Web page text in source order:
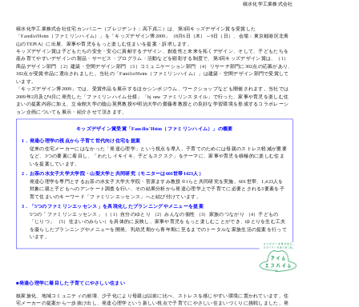
積水化学工業株式会社
積水化学工業株式会社住宅カンパニー（プレジデント；高下貞二）は、第3回キッズデザイン賞を受賞した
「Familin'Heim（ファミリンハイム）」を「キッズデザイン博2009」（8月6日（木）～9日（日）、会場：東京都港区北青
山のTEPIA）に出展、家事や育児をもっと楽しむ住まいを提案・訴求します。
キッズデザイン賞は子どもたちの安全・安心に貢献するデザイン、創造性と未来を拓くデザイン、そして、子どもたちを
産み育てやすいデザインの製品・サービス・プログラム・活動などを顕彰する制度で、第3回キッズデザイン賞は、（1）
商品デザイン部門 （2）建築・空間デザイン部門 （3）コミュニケーション部門 （4）リサーチ部門に302点の応募があり、
182点が受賞作品に選出されました。当社の「Familin'Heim（ファミリンハイム）」は建築・空間デザイン部門で受賞して
います。
「キッズデザイン博2009」では、受賞作品を展示するほかシンポジウム、ワークショップなども開催されます。当社では
2009年2月及び4月に発売した「ファミリンハイム仕様」「bj new ファミリンスタイル」で行った、家事や育児を楽しむ住
まいの提案内容に加え、立命館大学の陰山英男教授や明治大学の齋藤孝教授との良好な学習環境を形成するコラボレーシ
ョン企画についても展示・紹介させて頂きます。
キッズデザイン賞受賞「Familin'Heim（ファミリンハイム）」の概要
1．発達心理学の視点から子育て世代向け住宅を提案
従来の住宅メーカーにはなかった「発達心理学」という視点を導入。子育てのためには母親のストレス軽減が重要
など、3つの要素に着目し、「わたしイキイキ、子どもスクスク」をテーマに、家事や育児を積極的に楽しむ住ま
いを提案しています。
2．お茶の水女子大学大学院・山梨大学と共同研究（モニターは601世帯1423人）
発達心理学を専門とするお茶の水女子大学大学院・菅原ますみ教授※1らと共同研究を実施。601世帯、1,423人を
対象に親と子どもへのアンケート調査を行い、その結果分析から発達心理学上で子育てに必要とされる3要素を子
育て住まいのキーワード「ファミリンエッセンス」へと結び付けています。
3．「5つのファミリンエッセンス」を具現化したプランニングやメニューを提案
5つの「ファミリンエッセンス」（（1）自分のゆとり （2）みんなの個性 （3）家族のつながり （4）子どもの
「じりつ」 （5）住まいのみらい）を具体的に反映し、家事や育児をもっと楽しむことができ、ゆとりを生む工夫
を凝らしたプランニングやメニューを開発。乳幼児期から青年期に至るまでのトータルな家族生活の提案を行って
います。
■発達心理学に着目した子育てにやさしい住まい
核家族化、地域コミュニティの崩壊、少子化により母親は以前に比べ、ストレスを感じやすい環境に置かれています。住
宅メーカーの提案から一歩抜け出し、発達心理学という新しい視点で子育てにやさしい住まいづくりに挑戦しました。発